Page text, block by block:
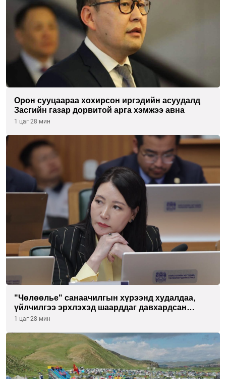
Орон сууцаараа хохирсон иргэдийн асуудалд
Засгийн газар дорвитой арга хэмжээ авна
1 цаг 28 мин
"Чөлөөлье" санаачилгын хүрээнд худалдаа,
үйлчилгээ эрхлэхэд шаарддаг давхардсан
бүртгэлийг хүчингүй болгох тогтоолын төслийг
1 цаг 28 мин